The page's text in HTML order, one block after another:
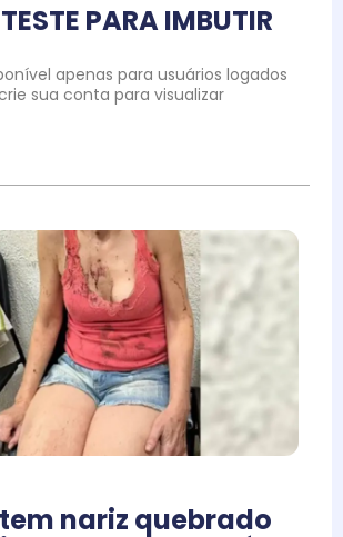
PARA IMBUTIR
apenas para usuários logados
sua conta para visualizar
nariz quebrado